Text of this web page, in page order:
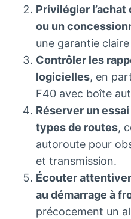
Privilégier
ou un
une garantie
Contrôler les
logicielles, en
F40 avec boîte
Réserver un
types de routes,
autoroute pour
et transmission.
Écouter
au démarrage à
précocement un